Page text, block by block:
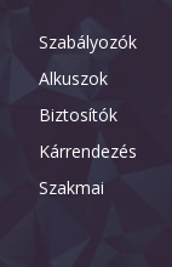
Szabályozók
Alkuszok
Biztosítók
Kárrendezés
Szakmai